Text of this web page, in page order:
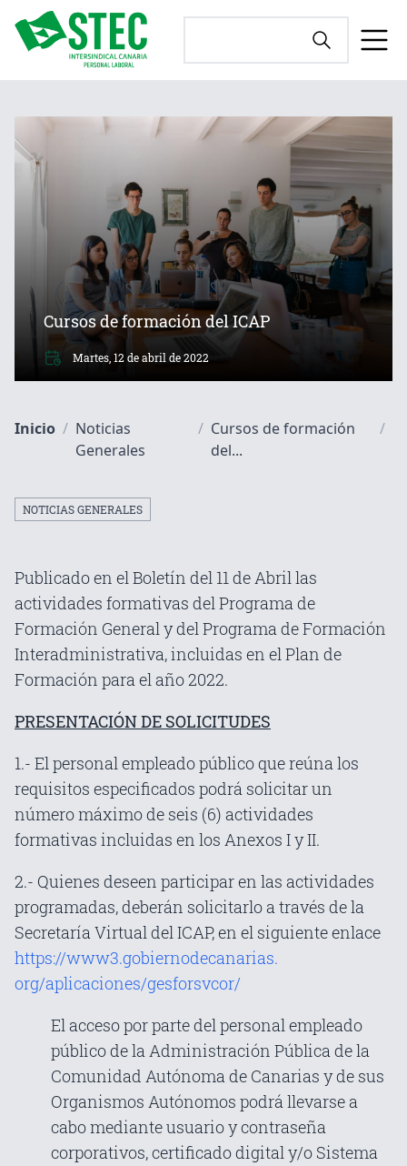
Cursos de formación del ICAP
Martes, 12 de abril de 2022
Inicio / Noticias
Generales
/ Cursos de formación
del...
/
NOTICIAS GENERALES
Publicado en el Boletín del 11 de Abril las
actividades formativas del Programa de
Formación General y del Programa de Formación
Interadministrativa, incluidas en el Plan de
Formación para el año 2022.
PRESENTACIÓN DE SOLICITUDES
1.- El personal empleado público que reúna los
requisitos especificados podrá solicitar un
número máximo de seis (6) actividades
formativas incluidas en los Anexos I y II.
2.- Quienes deseen participar en las actividades
programadas, deberán solicitarlo a través de la
Secretaría Virtual del ICAP, en el siguiente enlace
https://www3.gobiernodecanarias.
org/aplicaciones/gesforsvcor/
El acceso por parte del personal empleado
público de la Administración Pública de la
Comunidad Autónoma de Canarias y de sus
Organismos Autónomos podrá llevarse a
cabo mediante usuario y contraseña
corporativos, certificado digital y/o Sistema